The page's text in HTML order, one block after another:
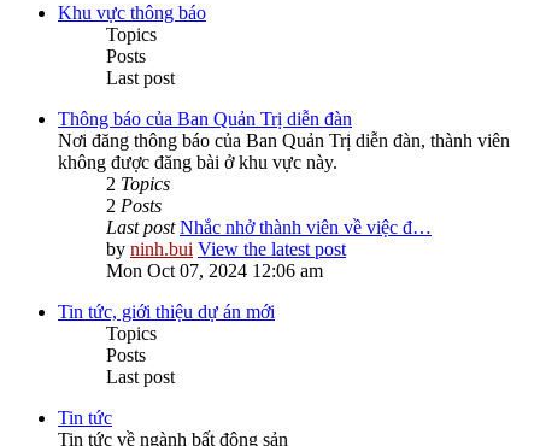
Khu vực thông báo
Topics
Posts
Last post
Thông báo của Ban Quản Trị diễn đàn
Nơi đăng thông báo của Ban Quản Trị diễn đàn, thành viên
không được đăng bài ở khu vực này.
2 Topics
2 Posts
Last post Nhắc nhở thành viên về việc đ…
by ninh.bui View the latest post
Mon Oct 07, 2024 12:06 am
Tin tức, giới thiệu dự án mới
Topics
Posts
Last post
Tin tức
Tin tức về ngành bất động sản